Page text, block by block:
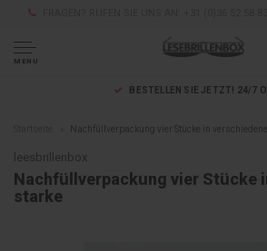
MENU
BESTELLEN SIE JETZT! 24/7
Nachfüllverpackung vier Stücke in
leesbrillenbox
Nachfüllverpackung vier Stücke
starke